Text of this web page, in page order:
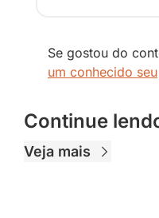
Se gostou do
um conhecido seu
Continue
Veja mais